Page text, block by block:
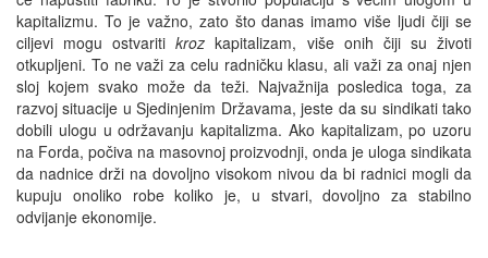
kapitalizmu. To je važno, zato što danas imamo više ljudi čiji se
ciljevi mogu ostvaritikroz kapitalizam, više onih čiji su životi
otkupljeni. To ne važi za celu radničku klasu, ali važi za onaj njen
sloj kojem svako može da teži. Najvažnija posledica toga, za
razvoj situacije u Sjedinjenim Državama, jeste da su sindikati tako
dobili ulogu u održavanju kapitalizma. Ako kapitalizam, po uzoru
na Forda, počiva na masovnoj proizvodnji, onda je uloga sindikata
da nadnice drži na dovoljno visokom nivou da bi radnici mogli da
kupuju onoliko robe koliko je, u stvari, dovoljno za stabilno
odvijanje ekonomije.